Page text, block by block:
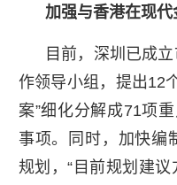
加强与香港在现
目前，深圳已成
作领导小组，提出12
案”细化分解成71项
事项。同时，加快编
规划，“目前规划建